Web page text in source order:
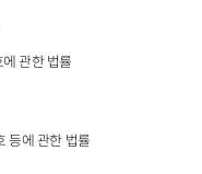
관한 법률
등에 관한 법률